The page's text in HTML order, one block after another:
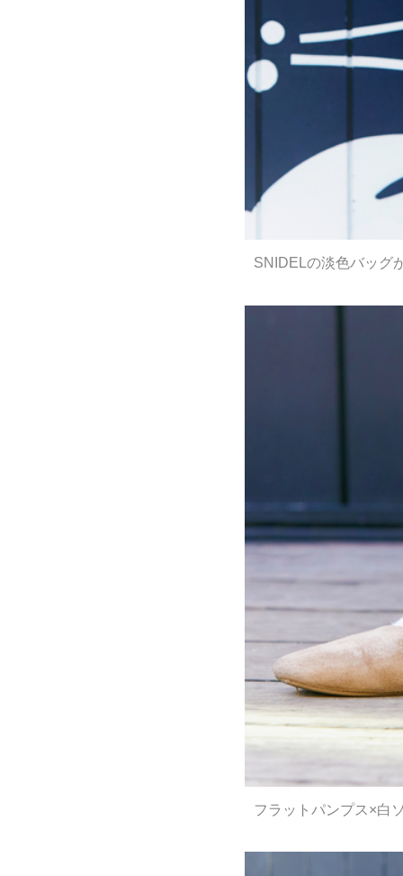
SNIDELの淡色バッグ
フラットパンプス×白